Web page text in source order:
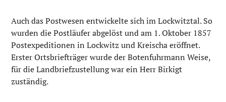
Auch das Postwesen entwickelte sich im Lockwitztal. So
wurden die Postläufer abgelöst und am 1. Oktober 1857
Postexpeditionen in Lockwitz und Kreischa eröffnet.
Erster Ortsbriefträger wurde der Botenfuhrmann Weise,
für die Landbriefzustellung war ein Herr Birkigt
zuständig.